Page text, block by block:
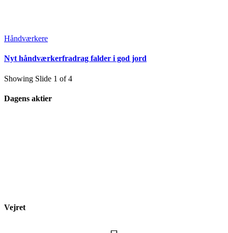
Håndværkere
Nyt håndværkerfradrag falder i god jord
Showing Slide 1 of 4
Dagens aktier
Vejret